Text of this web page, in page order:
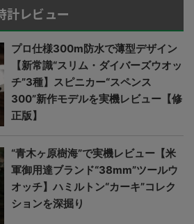
計レビュー
プロ仕様300m防水で薄型デザイン
【新常識“スリム・ダイバーズウオッ
チ”3種】スピニカー“スペンス
300”新作モデルを実機レビュー【修
正版】
“青木ヶ原樹海”で実機レビュー【米
軍御用達ブランド“38mm”ツールウ
オッチ】ハミルトン“カーキ”コレク
ションを深掘り